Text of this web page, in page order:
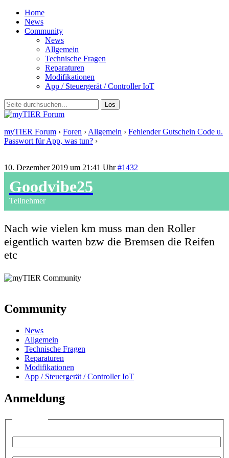
Home
News
Community
News
Allgemein
Technische Fragen
Reparaturen
Modifikationen
App / Steuergerät / Controller IoT
myTIER Forum › Foren › Allgemein › Fehlender Gutschein Code u.
Passwort für App, was tun? ›
10. Dezember 2019 um 21:41 Uhr #1432
Goodvibe25
Teilnehmer
Nach wie vielen km muss man den Roller
eigentlich warten bzw die Bremsen die Reifen
etc
Community
News
Allgemein
Technische Fragen
Reparaturen
Modifikationen
App / Steuergerät / Controller IoT
Anmeldung